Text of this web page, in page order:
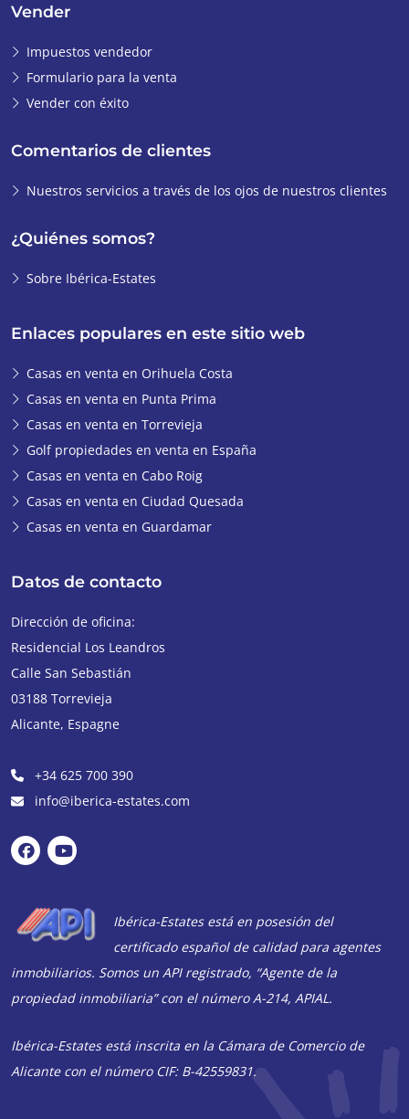
Enlaces populares en este sitio web
Casas en venta en Orihuela Costa
Casas en venta en Punta Prima
Casas en venta en Torrevieja
Golf propiedades en venta en España
Casas en venta en Cabo Roig
Casas en venta en Ciudad Quesada
Casas en venta en Guardamar
Vender
Impuestos vendedor
Formulario para la venta
Vender con éxito
Comentarios de clientes
Nuestros servicios a través de los ojos de nuestros clientes
¿Quiénes somos?
Sobre Ibérica-Estates
Datos de contacto
Dirección de oficina:
Residencial Los Leandros
Calle San Sebastián
03188 Torrevieja
Alicante, Espagne
+34 625 700 390
info@iberica-estates.com
Ibérica-Estates está en posesión del
certificado español de calidad para agentes
inmobiliarios. Somos un API registrado, “Agente de la
propiedad inmobiliaria” con el número A-214, APIAL.
Ibérica-Estates está inscrita en la Cámara de Comercio de
Alicante con el número CIF: B-42559831.